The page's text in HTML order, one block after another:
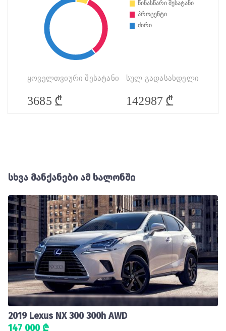
ყოველთვიური შესატანი
3685 ₾
სულ გადასახდელი
142987 ₾
სხვა მანქანები ამ სალონში
2019 Lexus NX 300 300h AWD
147 000 ₾